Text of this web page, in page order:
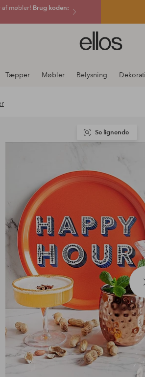
af møbler! Brug koden:
Ellos
logo
gå
Tæpper Møbler Belysning
Se lignende